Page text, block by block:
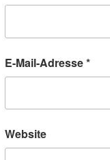
E-Mail-Adresse*
Website